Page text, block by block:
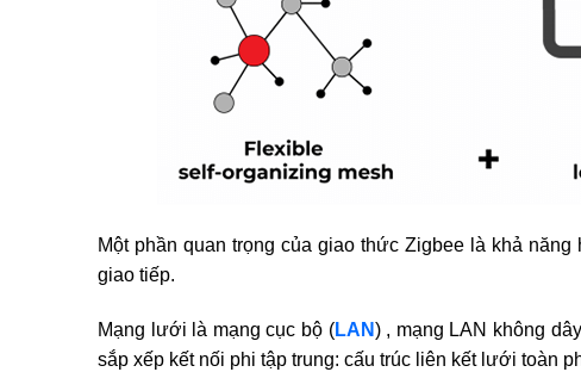
Một phần quan trọng của giao thức Zigbee là khả
giao tiếp.
Mạng lưới là mạng cục bộ (LAN) , mạng LAN không
sắp xếp kết nối phi tập trung: cấu trúc liên kết lưới toàn